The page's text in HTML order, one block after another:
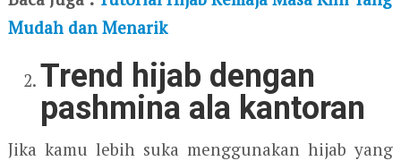
Mudah dan Menarik
Trend hijab dengan
pashmina ala kantoran
Jika kamu lebih suka menggunakan hijab yang